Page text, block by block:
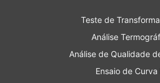
Teste de
Análise
Análise de Qualidade
Ensaio de Curva